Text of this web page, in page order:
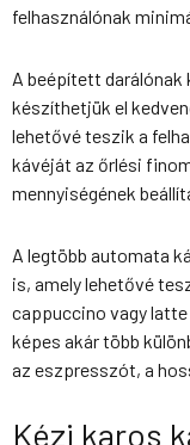
felhasználónak
A beépített
készíthetjük el
lehetővé teszik a
kávéját az őrlési
mennyiségének
A legtöbb automata
is, amely lehetővé
cappuccino vagy
képes akár több
az eszpresszót, a
Kézi karos